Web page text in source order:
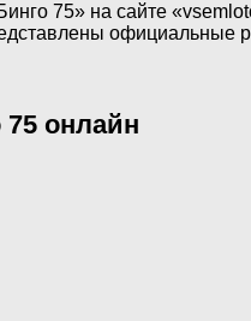
75» на сайте
официальные
онлайн